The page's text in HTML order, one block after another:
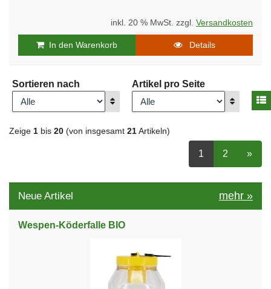
inkl. 20 % MwSt. zzgl. Versandkosten
In den Warenkorb Details
Sortieren nach
Anzeigen
Artikel pro Seite
Anzeigen
Zeige 1 bis 20 (von insgesamt 21 Artikeln)
ausgewählt
1 Seite
2 »
Neue Artikel mehr »
Wespen-Köderfalle BIO